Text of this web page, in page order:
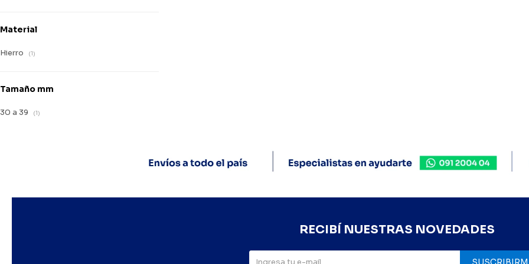
Material
Hierro (1)
Tamaño mm
30 a 39 (1)
RECIBÍ NUESTRAS NOVEDADES